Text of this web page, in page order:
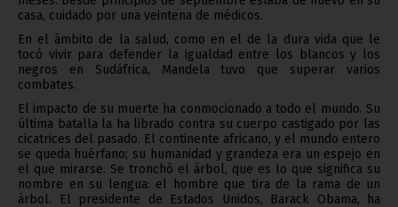
casa, cuidado por una veintena de médicos.
En el ámbito de la salud, como en el de la dura vida que le
tocó vivir para defender la igualdad entre los blancos y los
negros en Sudáfrica, Mandela tuvo que superar varios
combates.
El impacto de su muerte ha conmocionado a todo el mundo. Su
última batalla la ha librado contra su cuerpo castigado por las
cicatrices del pasado. El continente africano, y el mundo entero
se queda huérfano; su humanidad y grandeza era un espejo en
el que mirarse. Se tronchó el árbol, que es lo que significa su
nombre en su lengua: el hombre que tira de la rama de un
árbol. El presidente de Estados Unidos, Barack Obama, ha